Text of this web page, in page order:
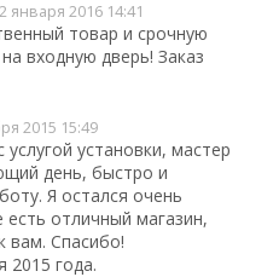
января 2016 14:41
товар и срочную
входную дверь! Заказ
2015 15:49
установки, мастер
день, быстро и
Я остался очень
отличный магазин,
вам. Спасибо!
2015 года.